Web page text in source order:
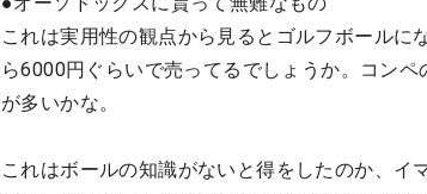
これは実用性の観点から見るとゴルフボール
ら6000円ぐらいで売ってるでしょうか。コン
が多いかな。
これはボールの知識がないと得をしたのか、